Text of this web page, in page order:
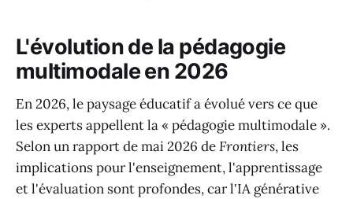
L'évolution de la pédagogie
multimodale en 2026
En 2026, le paysage éducatif a évolué vers ce que
les experts appellent la « pédagogie multimodale ».
Selon un rapport de mai 2026 deFrontiers, les
implications pour l'enseignement, l'apprentissage
et l'évaluation sont profondes, car l'IA générative